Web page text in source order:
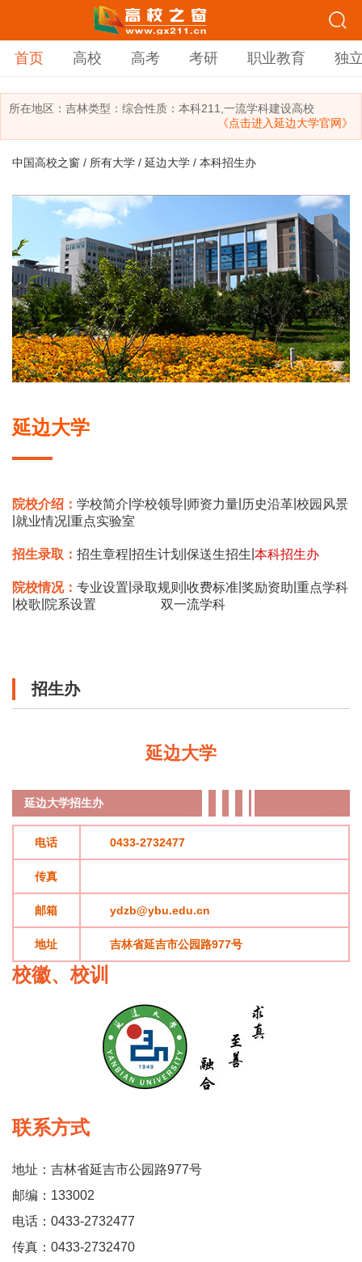
首页 高校 高考 考研 职业教育 独
所在地区： 吉林类型： 综合性质：本科211,一流学科建设高校
《点击进入延边大学官网》
中国高校之窗 / 所有大学 / 延边大学 / 本科招生办
延边大学
院校介绍： 学校简介 学校领导 师资力量 历史沿革 校园风景
就业情况 重点实验室
招生录取： 招生章程 招生计划 保送生招生 本科招生办
院校情况： 专业设置 录取规则 收费标准 奖励资助 重点学科
校歌 院系设置 双一流学科
招生办
延边大学
延边大学招生办
电话 0433-2732477
传真
邮箱 ydzb@ybu.edu.cn
地址 吉林省延吉市公园路977号
校徽、校训
联系方式
地址：吉林省延吉市公园路977号
邮编：133002
电话：0433-2732477
传真：0433-2732470